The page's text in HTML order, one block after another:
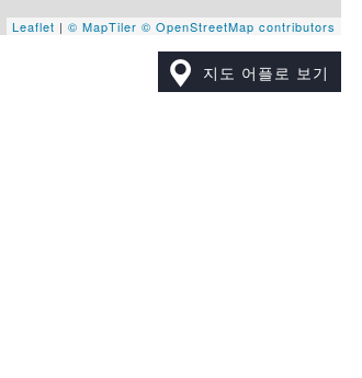
Leaflet |© MapTiler © OpenStreetMap contributors
지도 어플로 보기